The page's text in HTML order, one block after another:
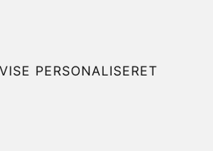
PERSONALISERET